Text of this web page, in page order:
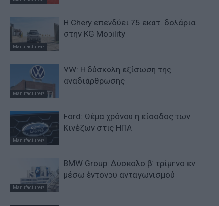
Manufacturers
Η Chery επενδύει 75 εκατ. δολάρια
στην KG Mobility
Manufacturers
VW: Η δύσκολη εξίσωση της
αναδιάρθρωσης
Manufacturers
Ford: Θέμα χρόνου η είσοδος των
Κινέζων στις ΗΠΑ
Manufacturers
BMW Group: Δύσκολο β’ τρίμηνο εν
μέσω έντονου ανταγωνισμού